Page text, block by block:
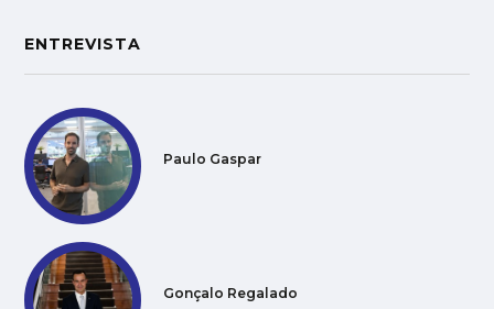
ENTREVISTA
Paulo Gaspar
Gonçalo Regalado